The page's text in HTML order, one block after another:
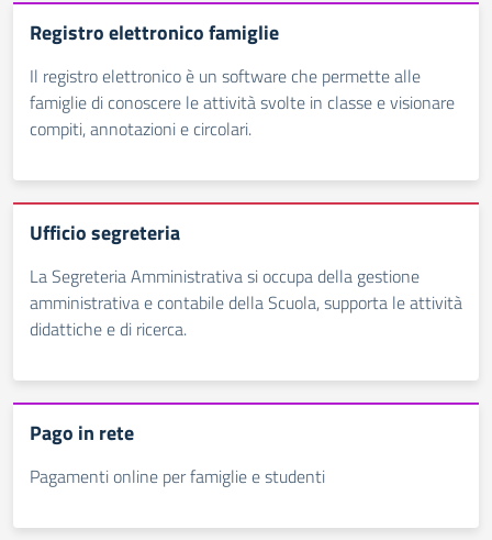
Registro elettronico famiglie
Il registro elettronico è un software che permette alle
famiglie di conoscere le attività svolte in classe e visionare
compiti, annotazioni e circolari.
Ufficio segreteria
La Segreteria Amministrativa si occupa della gestione
amministrativa e contabile della Scuola, supporta le attività
didattiche e di ricerca.
Pago in rete
Pagamenti online per famiglie e studenti